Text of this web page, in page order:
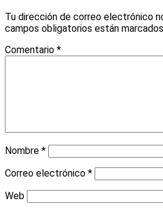
Tu dirección de correo electrónico
campos obligatorios están
Comentario *
Nombre *
Correo electrónico *
Web